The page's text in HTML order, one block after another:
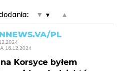
▼ ▲
PL
16.12.2024
Korsyce byłem